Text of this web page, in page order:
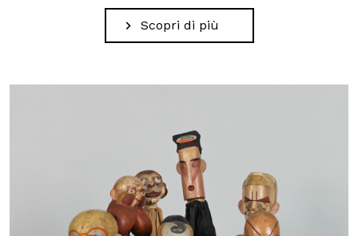
Scopri di più